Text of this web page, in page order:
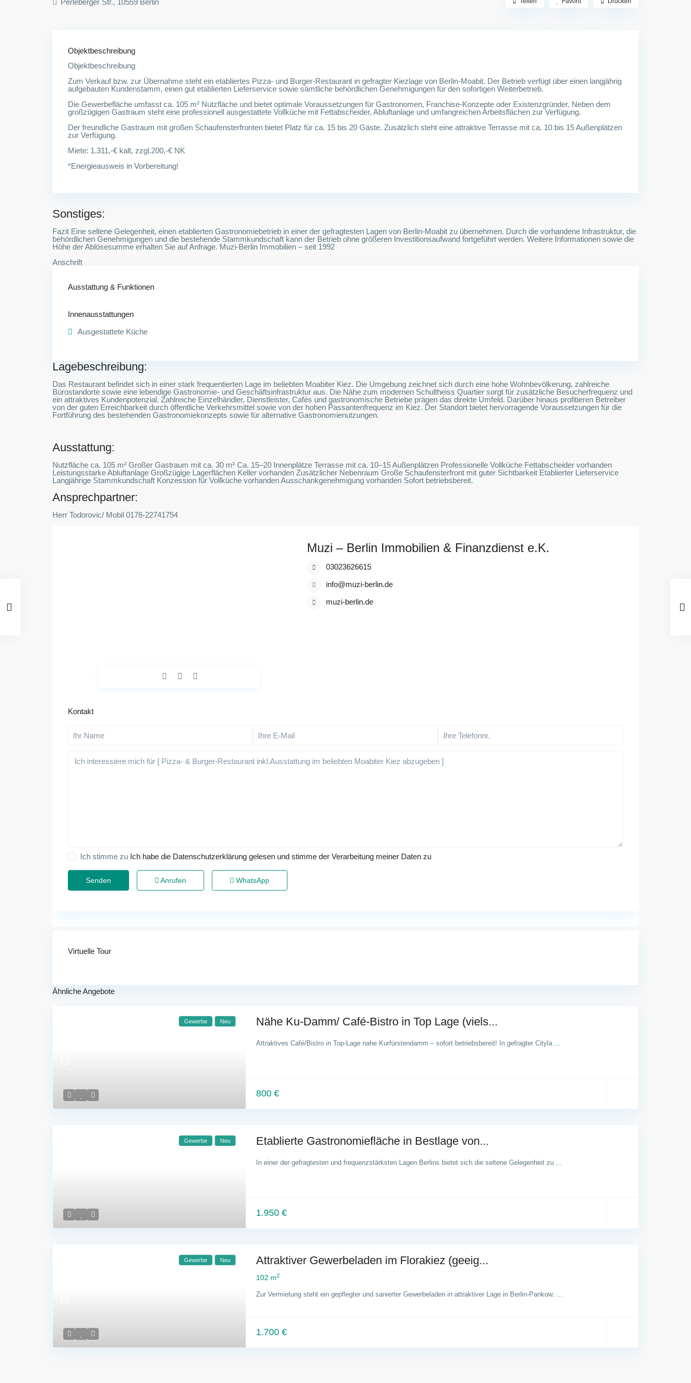
Perleberger Str., 10559 Berlin
Objektbeschreibung
Objektbeschreibung
Zum Verkauf bzw. zur Übernahme steht ein etabliertes Pizza- und Burger-Restaurant in gefragter Kiezlage von Berlin-Moabit. Der Betrieb verfügt über einen langjährig
aufgebauten Kundenstamm, einen gut etablierten Lieferservice sowie sämtliche behördlichen Genehmigungen für den sofortigen Weiterbetrieb.
Die Gewerbefläche umfasst ca. 105 m² Nutzfläche und bietet optimale Voraussetzungen für Gastronomen, Franchise-Konzepte oder Existenzgründer. Neben dem
großzügigen Gastraum steht eine professionell ausgestattete Vollküche mit Fettabscheider, Abluftanlage und umfangreichen Arbeitsflächen zur Verfügung.
Der freundliche Gastraum mit großen Schaufensterfronten bietet Platz für ca. 15 bis 20 Gäste. Zusätzlich steht eine attraktive Terrasse mit ca. 10 bis 15 Außenplätzen
zur Verfügung.
Miete: 1.311,-€ kalt, zzgl.200,-€ NK
*Energieausweis in Vorbereitung!
Sonstiges:
Fazit Eine seltene Gelegenheit, einen etablierten Gastronomiebetrieb in einer der gefragtesten Lagen von Berlin-Moabit zu übernehmen. Durch die vorhandene Infrastruktur, die
behördlichen Genehmigungen und die bestehende Stammkundschaft kann der Betrieb ohne größeren Investitionsaufwand fortgeführt werden. Weitere Informationen sowie die
Höhe der Ablösesumme erhalten Sie auf Anfrage. Muzi-Berlin Immobilien – seit 1992
Anschrift
Ausstattung & Funktionen
Innenausstattungen
Ausgestattete Küche
Lagebeschreibung:
Das Restaurant befindet sich in einer stark frequentierten Lage im beliebten Moabiter Kiez. Die Umgebung zeichnet sich durch eine hohe Wohnbevölkerung, zahlreiche
Bürostandorte sowie eine lebendige Gastronomie- und Geschäftsinfrastruktur aus. Die Nähe zum modernen Schultheiss Quartier sorgt für zusätzliche Besucherfrequenz und
ein attraktives Kundenpotenzial. Zahlreiche Einzelhändler, Dienstleister, Cafés und gastronomische Betriebe prägen das direkte Umfeld. Darüber hinaus profitieren Betreiber
von der guten Erreichbarkeit durch öffentliche Verkehrsmittel sowie von der hohen Passantenfrequenz im Kiez. Der Standort bietet hervorragende Voraussetzungen für die
Fortführung des bestehenden Gastronomiekonzepts sowie für alternative Gastronomienutzungen.
Ausstattung:
Nutzfläche ca. 105 m² Großer Gastraum mit ca. 30 m² Ca. 15–20 Innenplätze Terrasse mit ca. 10–15 Außenplätzen Professionelle Vollküche Fettabscheider vorhanden
Leistungsstarke Abluftanlage Großzügige Lagerflächen Keller vorhanden Zusätzlicher Nebenraum Große Schaufensterfront mit guter Sichtbarkeit Etablierter Lieferservice
Langjährige Stammkundschaft Konzession für Vollküche vorhanden Ausschankgenehmigung vorhanden Sofort betriebsbereit.
Ansprechpartner:
Herr Todorovic/ Mobil 0176-22741754
Muzi – Berlin Immobilien & Finanzdienst e.K.
03023626615
info@muzi-berlin.de
muzi-berlin.de
Kontakt
Ich stimme zu Ich habe die Datenschutzerklärung gelesen und stimme der Verarbeitung meiner Daten zu
Anrufen WhatsApp
Virtuelle Tour
Ähnliche Angebote
Gewerbe Neu Nähe Ku-Damm/ Café-Bistro in Top Lage (viels...
Attraktives Café/Bistro in Top-Lage nahe Kurfürstendamm – sofort betriebsbereit! In gefragter Cityla ...
800 €
Gewerbe Neu Etablierte Gastronomiefläche in Bestlage von...
In einer der gefragtesten und frequenzstärksten Lagen Berlins bietet sich die seltene Gelegenheit zu ...
1.950 €
Gewerbe Neu Attraktiver Gewerbeladen im Florakiez (geeig...
102 m2
Zur Vermietung steht ein gepflegter und sanierter Gewerbeladen in attraktiver Lage in Berlin-Pankow. ...
1.700 €